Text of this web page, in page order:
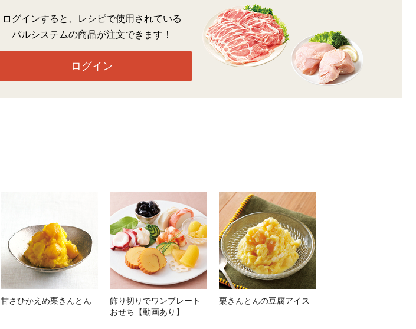
ログインすると、レシピで使用されている
パルシステムの商品が注文できます！
ログイン
甘さひかえめ栗きんとん
飾り切りでワンプレート
おせち【動画あり】
栗きんとんの豆腐アイス